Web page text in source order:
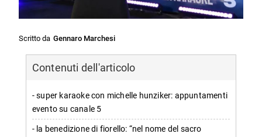
Scritto da Gennaro Marchesi
Contenuti dell'articolo
- super karaoke con michelle hunziker: appuntamenti
evento su canale 5
- la benedizione di fiorello: “nel nome del sacro